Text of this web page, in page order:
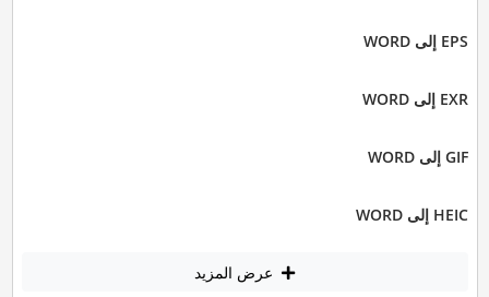
EPS إلى WORD
EXR إلى WORD
GIF إلى WORD
HEIC إلى WORD
عرض المزيد